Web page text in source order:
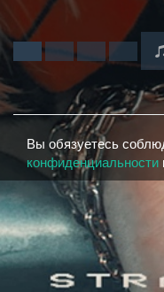
Вы обязуетесь
конфиденциальности